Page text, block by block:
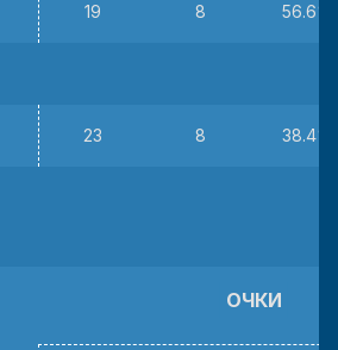
19 8 56.6%
23 8 38.4%
ОЧКИ